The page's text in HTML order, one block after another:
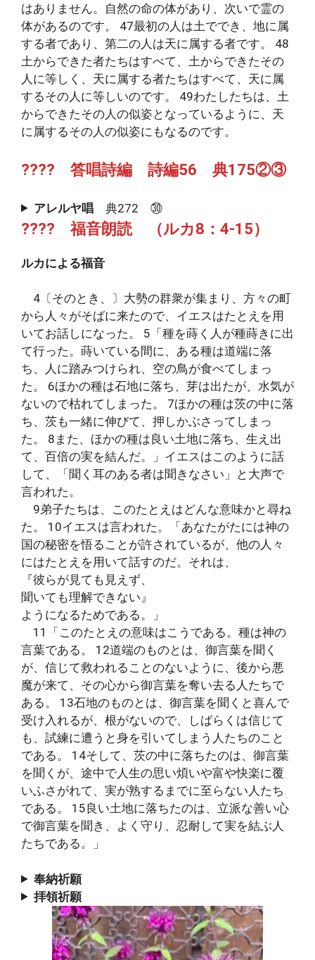
はありません。自然の命の体があり、次いで霊の
体があるのです。 47最初の人は土ででき、地に属
する者であり、第二の人は天に属する者です。 48
土からできた者たちはすべて、土からできたその
人に等しく、天に属する者たちはすべて、天に属
するその人に等しいのです。 49わたしたちは、土
からできたその人の似姿となっているように、天
に属するその人の似姿にもなるのです。
???? 答唱詩編 詩編56 典175②③
アレルヤ唱 典272 ㉚
???? 福音朗読 （ルカ8：4-15）
ルカによる福音
4〔そのとき、〕大勢の群衆が集まり、方々の町
から人々がそばに来たので、イエスはたとえを用
いてお話しになった。 5「種を蒔く人が種蒔きに出
て行った。蒔いている間に、ある種は道端に落
ち、人に踏みつけられ、空の鳥が食べてしまっ
た。 6ほかの種は石地に落ち、芽は出たが、水気が
ないので枯れてしまった。 7ほかの種は茨の中に落
ち、茨も一緒に伸びて、押しかぶさってしまっ
た。 8また、ほかの種は良い土地に落ち、生え出
て、百倍の実を結んだ。」イエスはこのように話
して、「聞く耳のある者は聞きなさい」と大声で
言われた。
9弟子たちは、このたとえはどんな意味かと尋ね
た。 10イエスは言われた。「あなたがたには神の
国の秘密を悟ることが許されているが、他の人々
にはたとえを用いて話すのだ。それは、
『彼らが見ても見えず、
聞いても理解できない』
ようになるためである。」
11「このたとえの意味はこうである。種は神の
言葉である。 12道端のものとは、御言葉を聞く
が、信じて救われることのないように、後から悪
魔が来て、その心から御言葉を奪い去る人たちで
ある。 13石地のものとは、御言葉を聞くと喜んで
受け入れるが、根がないので、しばらくは信じて
も、試練に遭うと身を引いてしまう人たちのこと
である。 14そして、茨の中に落ちたのは、御言葉
を聞くが、途中で人生の思い煩いや富や快楽に覆
いふさがれて、実が熟するまでに至らない人たち
である。 15良い土地に落ちたのは、立派な善い心
で御言葉を聞き、よく守り、忍耐して実を結ぶ人
たちである。」
奉納祈願
拝領祈願